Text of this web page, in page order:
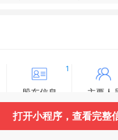
1
股东信息 主要人
2
打开小程序，查看完整